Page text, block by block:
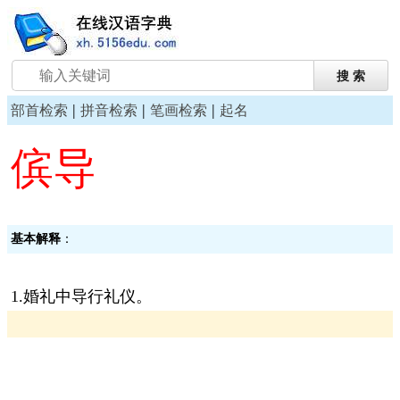
部首检索 | 拼音检索 | 笔画检索 | 起名
傧导
基本解释 ：
1.婚礼中导行礼仪。